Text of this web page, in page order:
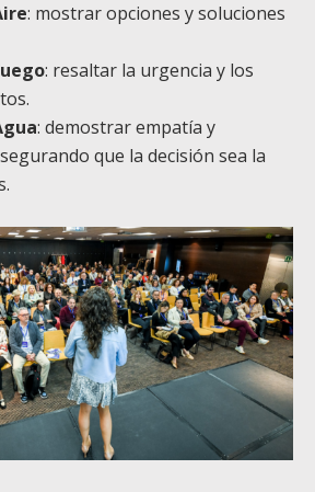
: mostrar opciones y soluciones
: resaltar la urgencia y los
: demostrar empatía y
que la decisión sea la